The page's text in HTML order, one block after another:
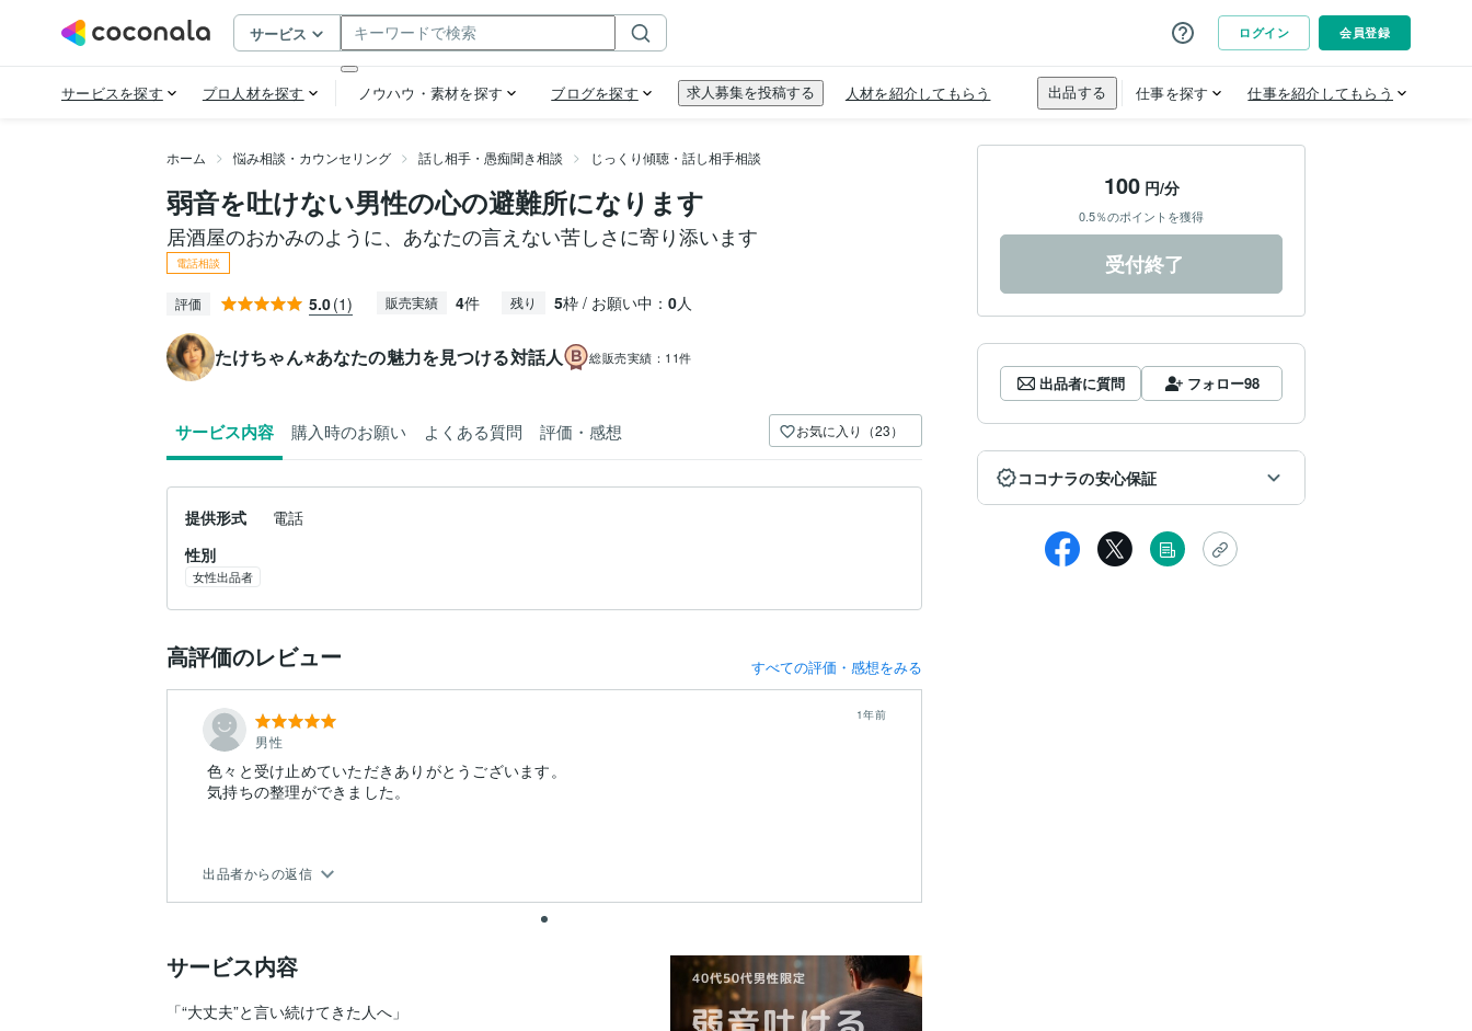
ホーム 悩み相談・カウンセリング 話し相手・愚痴聞き相談 じっくり傾聴・話し相手相談
弱音を吐けない男性の心の避難所になります
居酒屋のおかみのように、あなたの言えない苦しさに寄り添います
電話相談
評価 5.0(1) 販売実績 4件 残り 5枠 / お願い中： 0人
たけちゃん⭐あなたの魅力を見つける対話人 総販売実績： 11件
サービス内容 購入時のお願い よくある質問 評価・感想 お気に入り（23）
提供形式
電話
性別
女性出品者
高評価のレビュー すべての評価・感想をみる
男性
1年前
色々と受け止めていただきありがとうございます。
気持ちの整理ができました。
出品者からの返信
サービス内容
「“大丈夫”と言い続けてきた人へ」
100円/分
0.5％のポイントを獲得
受付終了
出品者に質問 フォロー98
ココナラの安心保証